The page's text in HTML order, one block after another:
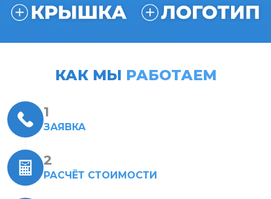
КАК МЫ РАБОТАЕМ
ЗАЯВКА
РАСЧЁТ СТОИМОСТИ